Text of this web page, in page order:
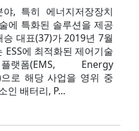
, 특히 에너지저장장치
에 특화된 솔루션을 제공
대표(37)가 2019년 7월
에 최적화된 제어기술
랫폼(EMS, Energy
로 해당 사업을 영위 중
인 배터리, P...